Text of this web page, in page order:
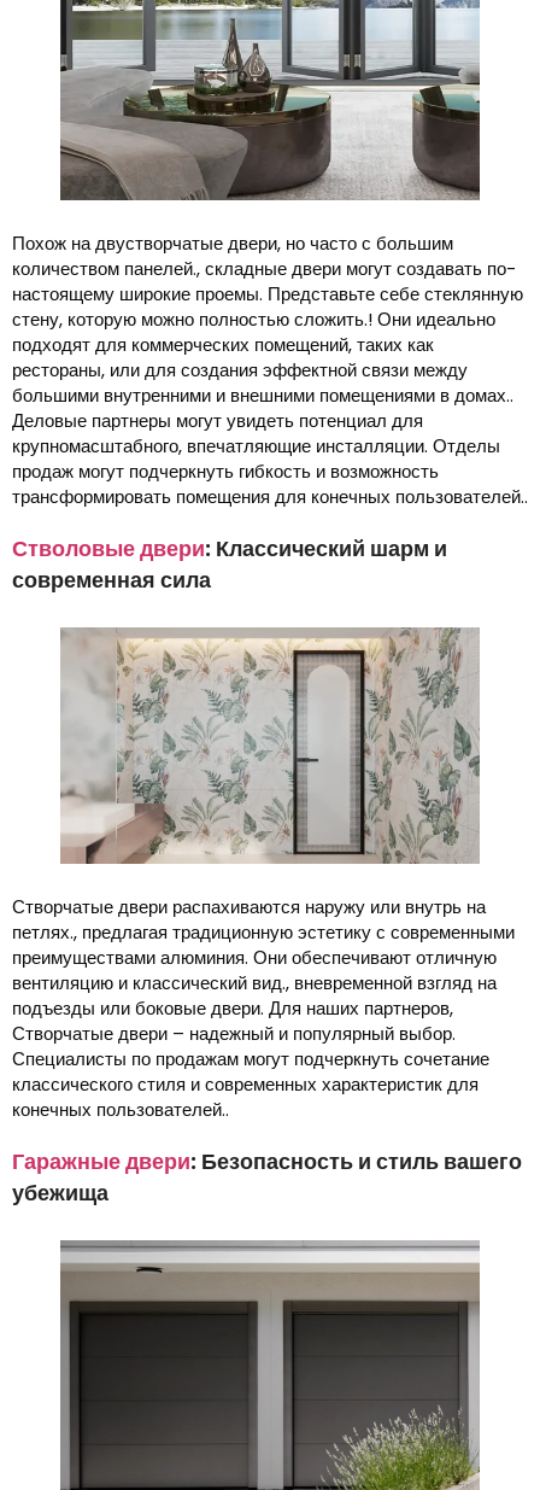
Похож на двустворчатые двери, но часто с большим
количеством панелей., складные двери могут создавать по-
настоящему широкие проемы. Представьте себе стеклянную
стену, которую можно полностью сложить.! Они идеально
подходят для коммерческих помещений, таких как
рестораны, или для создания эффектной связи между
большими внутренними и внешними помещениями в домах..
Деловые партнеры могут увидеть потенциал для
крупномасштабного, впечатляющие инсталляции. Отделы
продаж могут подчеркнуть гибкость и возможность
трансформировать помещения для конечных пользователей..
Стволовые двери: Классический шарм и
современная сила
Створчатые двери распахиваются наружу или внутрь на
петлях., предлагая традиционную эстетику с современными
преимуществами алюминия. Они обеспечивают отличную
вентиляцию и классический вид., вневременной взгляд на
подъезды или боковые двери. Для наших партнеров,
Створчатые двери – надежный и популярный выбор.
Специалисты по продажам могут подчеркнуть сочетание
классического стиля и современных характеристик для
конечных пользователей..
Гаражные двери: Безопасность и стиль вашего
убежища